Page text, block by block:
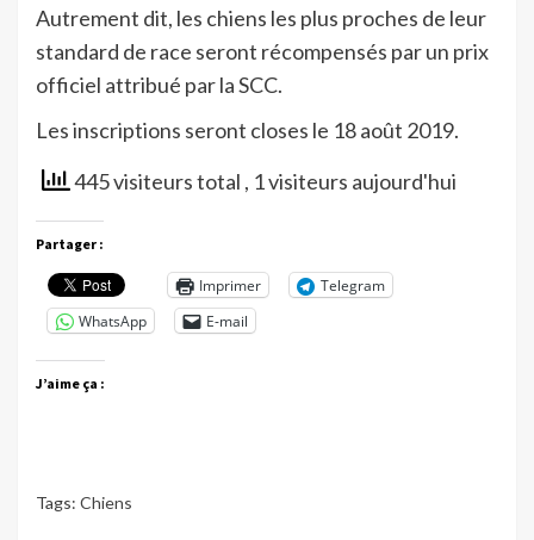
Autrement dit, les chiens les plus proches de leur
standard de race seront récompensés par un prix
officiel attribué par la SCC.
Les inscriptions seront closes le 18 août 2019.
445 visiteurs total , 1 visiteurs aujourd'hui
Partager :
Imprimer
Telegram
WhatsApp
E-mail
J’aime ça :
Tags: Chiens